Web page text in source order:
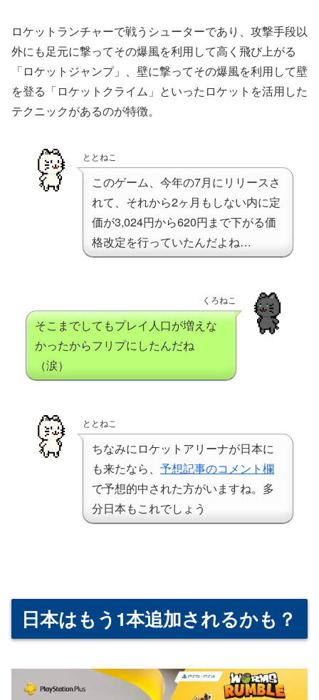
ロケットランチャーで戦うシューターであり、攻撃手段以
外にも足元に撃ってその爆風を利用して高く飛び上がる
「ロケットジャンプ」、壁に撃ってその爆風を利用して壁
を登る「ロケットクライム」といったロケットを活用した
テクニックがあるのが特徴。
ととねこ
このゲーム、今年の7月にリリースさ
れて、それから2ヶ月もしない内に定
価が3,024円から620円まで下がる価
格改定を行っていたんだよね…
くろねこ
そこまでしてもプレイ人口が増えな
かったからフリプにしたんだね
（涙）
ととねこ
ちなみにロケットアリーナが日本に
も来たなら、 予想記事のコメント欄
で予想的中された方がいますね。多
分日本もこれでしょう
日本はもう1本追加されるかも？